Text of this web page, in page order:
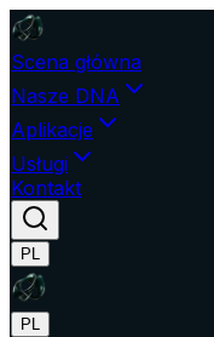
Scena główna
Nasze DNA
Aplikacje
Usługi
Kontakt
PL
PL